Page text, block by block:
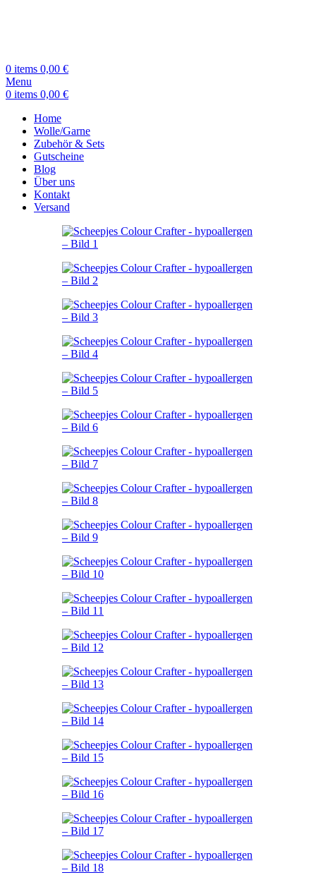
0 items 0,00 €
Menu
0 items 0,00 €
Home
Wolle/Garne
Zubehör & Sets
Gutscheine
Blog
Über uns
Kontakt
Versand